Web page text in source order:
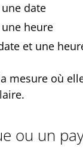
date
heure
et une
mesure où
ou un